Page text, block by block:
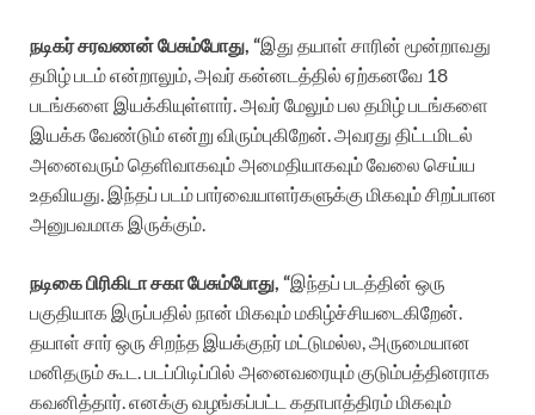
நடிகர் சரவணன் பேசும்போது, “இது தயாள் சாரின் மூன்றாவது
தமிழ் படம் என்றாலும், அவர் கன்னடத்தில் ஏற்கனவே 18
படங்களை இயக்கியுள்ளார். அவர் மேலும் பல தமிழ் படங்களை
இயக்க வேண்டும் என்று விரும்புகிறேன். அவரது திட்டமிடல்
அனைவரும் தெளிவாகவும் அமைதியாகவும் வேலை செய்ய
உதவியது. இந்தப் படம் பார்வையாளர்களுக்கு மிகவும் சிறப்பான
அனுபவமாக இருக்கும்.
நடிகை பிரிகிடா சகா பேசும்போது, “இந்தப் படத்தின் ஒரு
பகுதியாக இருப்பதில் நான் மிகவும் மகிழ்ச்சியடைகிறேன்.
தயாள் சார் ஒரு சிறந்த இயக்குநர் மட்டுமல்ல, அருமையான
மனிதரும் கூட. படப்பிடிப்பில் அனைவரையும் குடும்பத்தினராக
கவனித்தார். எனக்கு வழங்கப்பட்ட கதாபாத்திரம் மிகவும்